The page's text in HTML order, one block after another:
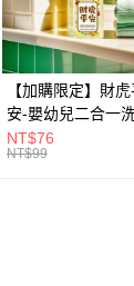
彰化商業
台北富邦
兆豐國際
台中商業
華泰商業
遠東國際
第一商業
彰化商業
台北富
兆豐國際
台中商業
第一商業
彰化商業
台北富邦
兆豐國際
【加購限定】財虎
安-嬰幼兒二合一洗
沐浴露60ml《財神
舖》【BABY-0601
NT$76
NT$99